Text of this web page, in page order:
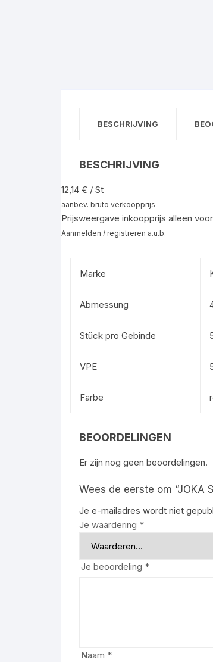
BESCHRIJVING
BESCHRIJVING
12,14 € / St
aanbev. bruto verkoopprijs
Prijsweergave inkoopprijs alleen
Aanmelden / registreren a.u.b.
Marke
Abmessung
Stück pro Gebinde
VPE
Farbe
BEOORDELINGEN
Er zijn nog geen beoordelingen.
Wees de eerste om
Je e-mailadres wordt niet
Je waardering *
Je beoordeling *
Naam *